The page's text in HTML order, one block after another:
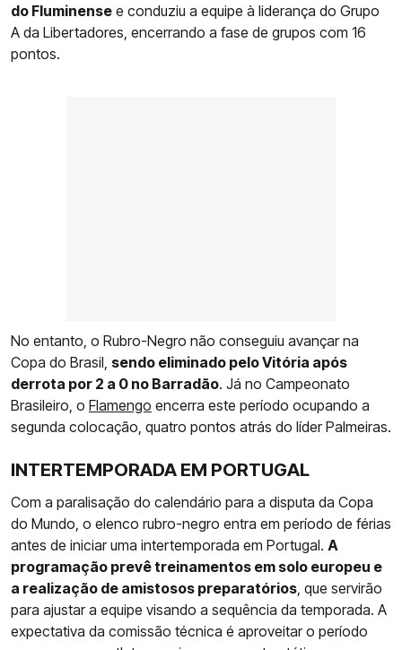
do Fluminense e conduziu a equipe à liderança do Grupo
A da Libertadores, encerrando a fase de grupos com 16
pontos.
No entanto, o Rubro-Negro não conseguiu avançar na
Copa do Brasil, sendo eliminado pelo Vitória após
derrota por 2 a 0 no Barradão. Já no Campeonato
Brasileiro, o Flamengo encerra este período ocupando a
segunda colocação, quatro pontos atrás do líder Palmeiras.
INTERTEMPORADA EM PORTUGAL
Com a paralisação do calendário para a disputa da Copa
do Mundo, o elenco rubro-negro entra em período de férias
antes de iniciar uma intertemporada em Portugal. A
programação prevê treinamentos em solo europeu e
a realização de amistosos preparatórios , que servirão
para ajustar a equipe visando a sequência da temporada. A
expectativa da comissão técnica é aproveitar o período